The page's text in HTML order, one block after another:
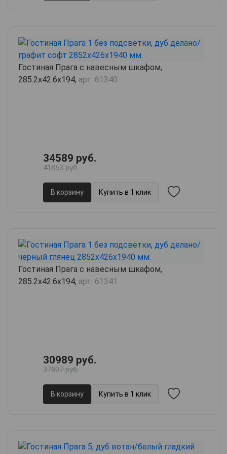
Гостиная Прага с навесным шкафом,
285.2х42.6х194, арт. 61340
34589 руб.
41853 руб.
В корзину Купить в 1 клик
Гостиная Прага с навесным шкафом,
285.2х42.6х194, арт. 61341
30989 руб.
37807 руб.
В корзину Купить в 1 клик